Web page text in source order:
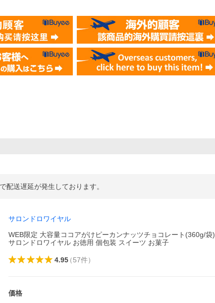
送遅延が発生しております。
サロンドロワイヤル
WEB限定 大容量ココアがけピーカンナッツチョコレート(360g/袋)
サロンドロワイヤル お徳用 個包装 スイーツ お菓子
4.95（57件）
価格